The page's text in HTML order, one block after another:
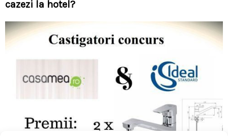
cazezi la hotel?